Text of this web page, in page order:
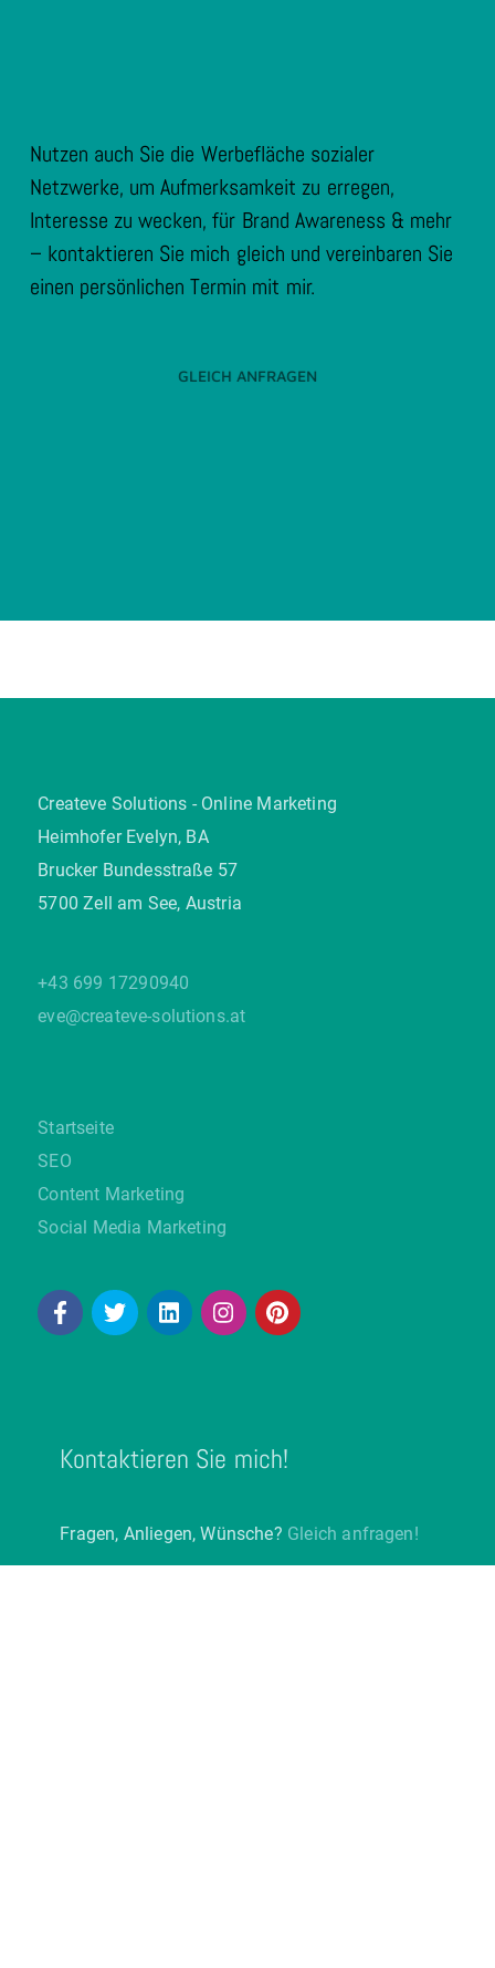
Nutzen auch Sie die Werbefläche sozialer
Netzwerke, um Aufmerksamkeit zu erregen,
Interesse zu wecken, für Brand Awareness & mehr
– kontaktieren Sie mich gleich und vereinbaren Sie
einen persönlichen Termin mit mir.
GLEICH ANFRAGEN
Createve Solutions - Online Marketing
Heimhofer Evelyn, BA
Brucker Bundesstraße 57
5700 Zell am See, Austria
+43 699 17290940
eve@createve-solutions.at
Startseite
SEO
Content Marketing
Social Media Marketing
Kontaktieren Sie mich!
Fragen, Anliegen, Wünsche? Gleich anfragen!